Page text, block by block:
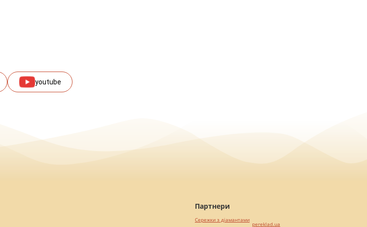
youtube
Партнери
Сережки з діамантами
pereklad.ua